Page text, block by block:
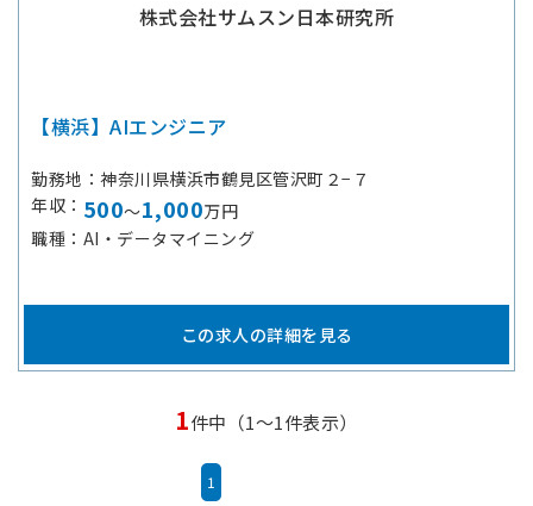
株式会社サムスン日本研究所
【横浜】AIエンジニア
勤務地
神奈川県横浜市鶴見区管沢町２−７
年収
500～1,000万円
職種
AI・データマイニング
この求人の詳細を見る
1件中（1～1件表示）
1